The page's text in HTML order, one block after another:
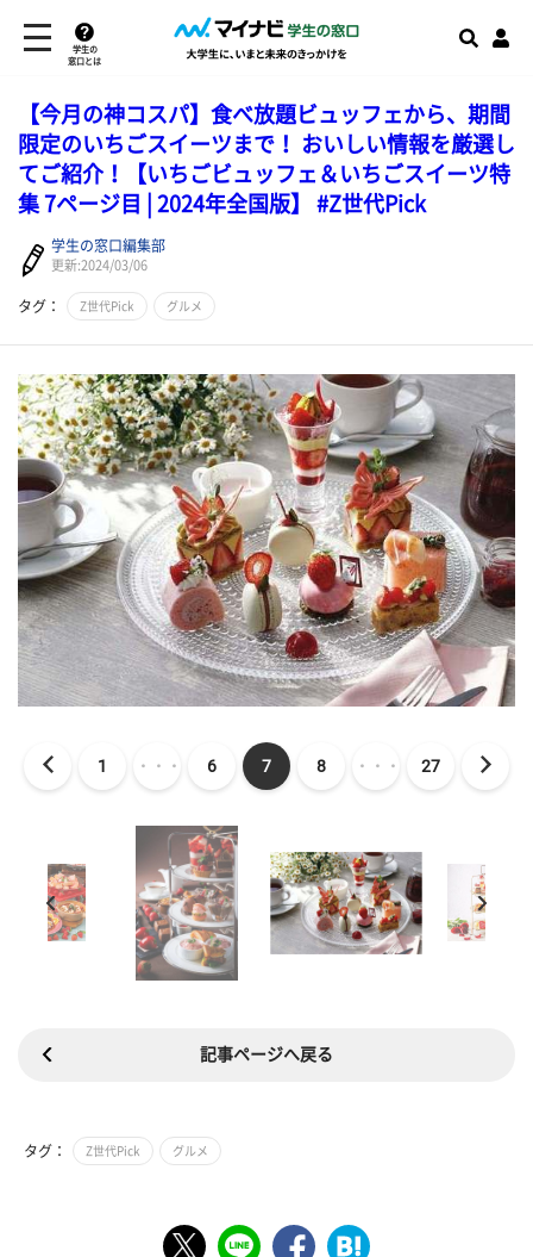
学生の
窓口とは
【今月の神コスパ】食べ放題ビュッフェから、期間
限定のいちごスイーツまで！ おいしい情報を厳選し
てご紹介！【いちごビュッフェ＆いちごスイーツ特
集 7ページ目 | 2024年全国版】 #Z世代Pick
学生の窓口編集部
更新:2024/03/06
タグ： Z世代Pick グルメ
1 ・・・ 6 7 8 ・・・ 27
記事ページへ戻る
タグ： Z世代Pick グルメ